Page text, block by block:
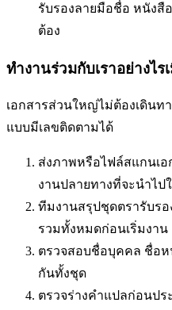
รับรองลายมือชื่อ หนังสื
ต้อง
ทำงานร่วมกับเราอย่างไ
เอกสารส่วนใหญ่ไม่ต้องเดินท
แบบมีเลขติดตามได้
ส่งภาพหรือไฟล์สแกนเ
งานปลายทางที่จะนำไป
ทีมงานสรุปชุดตรารับร
รวมทั้งหมดก่อนเริ่มงาน
ตรวจสอบชื่อบุคคล ชื่อห
กันทั้งชุด
ตรวจร่างคำแปลก่อนป